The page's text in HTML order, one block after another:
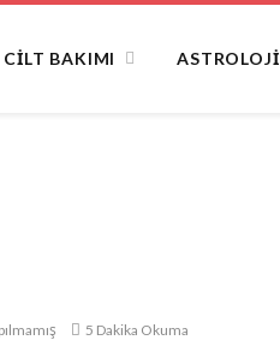
CILT BAKIMI ASTROLOJI
5 Dakika Okuma